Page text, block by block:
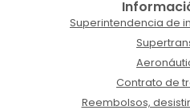
Superintendencia de
Contrato de
Reembolsos,